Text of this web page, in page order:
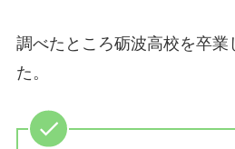
調べたところ砺波高校を卒業
た。